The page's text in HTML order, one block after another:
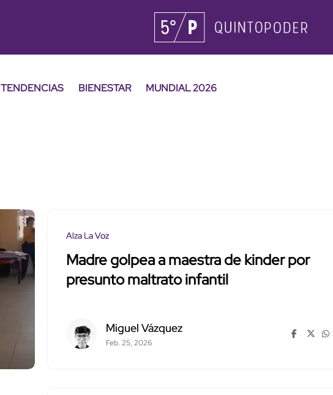
TENDENCIAS BIENESTAR
MUNDIAL 2026
Alza La Voz
Madre golpea a maestra de kinder por
presunto maltrato infantil
Miguel Vázquez
Feb. 25, 2026